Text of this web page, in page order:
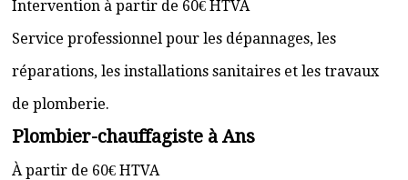
Intervention à partir de 60€ HTVA
Service professionnel pour les dépannages, les
réparations, les installations sanitaires et les travaux
de plomberie.
Plombier-chauffagiste à Ans
À partir de 60€ HTVA